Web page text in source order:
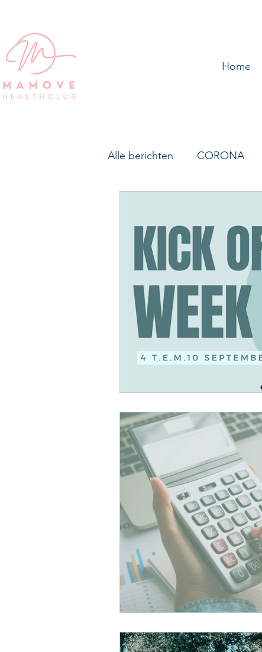
Home
Alle berichten CORONA